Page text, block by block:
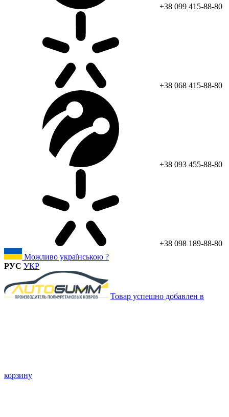
+38 099 415-88-80
+38 068 415-88-80
+38 093 455-88-80
+38 098 189-88-80
Можливо українською ?
РУС УКР
Товар успешно добавлен в
корзину